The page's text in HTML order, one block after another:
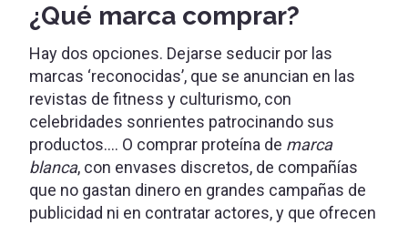
¿Qué marca comprar?
Hay dos opciones. Dejarse seducir por las
marcas ‘reconocidas’, que se anuncian en las
revistas de fitness y culturismo, con
celebridades sonrientes patrocinando sus
productos…. O comprar proteína de marca
blanca, con envases discretos, de compañías
que no gastan dinero en grandes campañas de
publicidad ni en contratar actores, y que ofrecen